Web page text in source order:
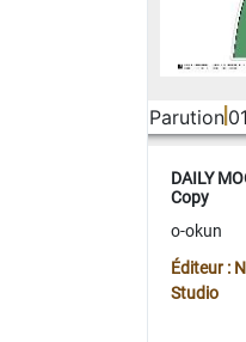
Parution
DAILY
Copy
o-okun
Éditeur :
Studio